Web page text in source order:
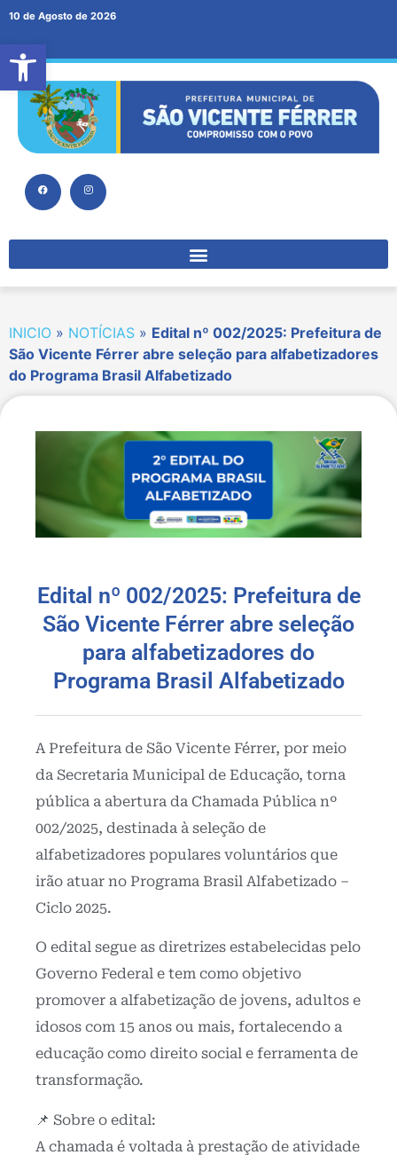
Abrir a barra de ferramentas
10 de Agosto de 2026
INICIO » NOTÍCIAS » Edital nº 002/2025: Prefeitura de
São Vicente Férrer abre seleção para alfabetizadores
do Programa Brasil Alfabetizado
Edital nº 002/2025: Prefeitura de
São Vicente Férrer abre seleção
para alfabetizadores do
Programa Brasil Alfabetizado
A Prefeitura de São Vicente Férrer, por meio
da Secretaria Municipal de Educação, torna
pública a abertura da Chamada Pública nº
002/2025, destinada à seleção de
alfabetizadores populares voluntários que
irão atuar no Programa Brasil Alfabetizado –
Ciclo 2025.
O edital segue as diretrizes estabelecidas pelo
Governo Federal e tem como objetivo
promover a alfabetização de jovens, adultos e
idosos com 15 anos ou mais, fortalecendo a
educação como direito social e ferramenta de
transformação.
📌 Sobre o edital:
A chamada é voltada à prestação de atividade